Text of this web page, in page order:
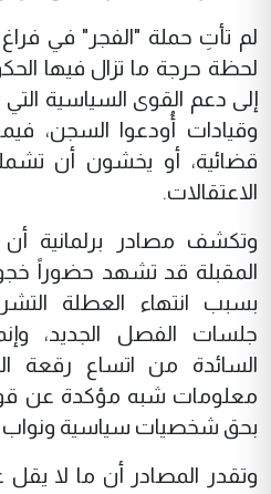
لم تأتِ حملة "الفجر" في
لحظة حرجة ما تزال فيها
إلى دعم القوى السياسية
وقيادات أُودعوا السجن،
قضائية، أو يخشون أن
الاعتقالات.
وتكشف مصادر برلمانية
المقبلة قد تشهد حضوراً
بسبب انتهاء العطلة
جلسات الفصل الجديد،
السائدة من اتساع رقعة
معلومات شبه مؤكدة عن
بحق شخصيات سياسية ونواب
وتقدر المصادر أن ما لا